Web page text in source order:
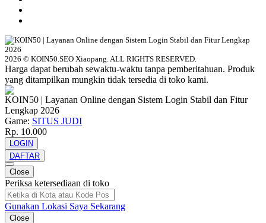
2026 © KOIN50.SEO Xiaopang. ALL RIGHTS RESERVED.
Harga dapat berubah sewaktu-waktu tanpa pemberitahuan. Produk
yang ditampilkan mungkin tidak tersedia di toko kami.
KOIN50 | Layanan Online dengan Sistem Login Stabil dan Fitur
Lengkap 2026
Game: SITUS JUDI
Rp. 10.000
LOGIN
DAFTAR
Close
Periksa ketersediaan di toko
Gunakan Lokasi Saya Sekarang
Close